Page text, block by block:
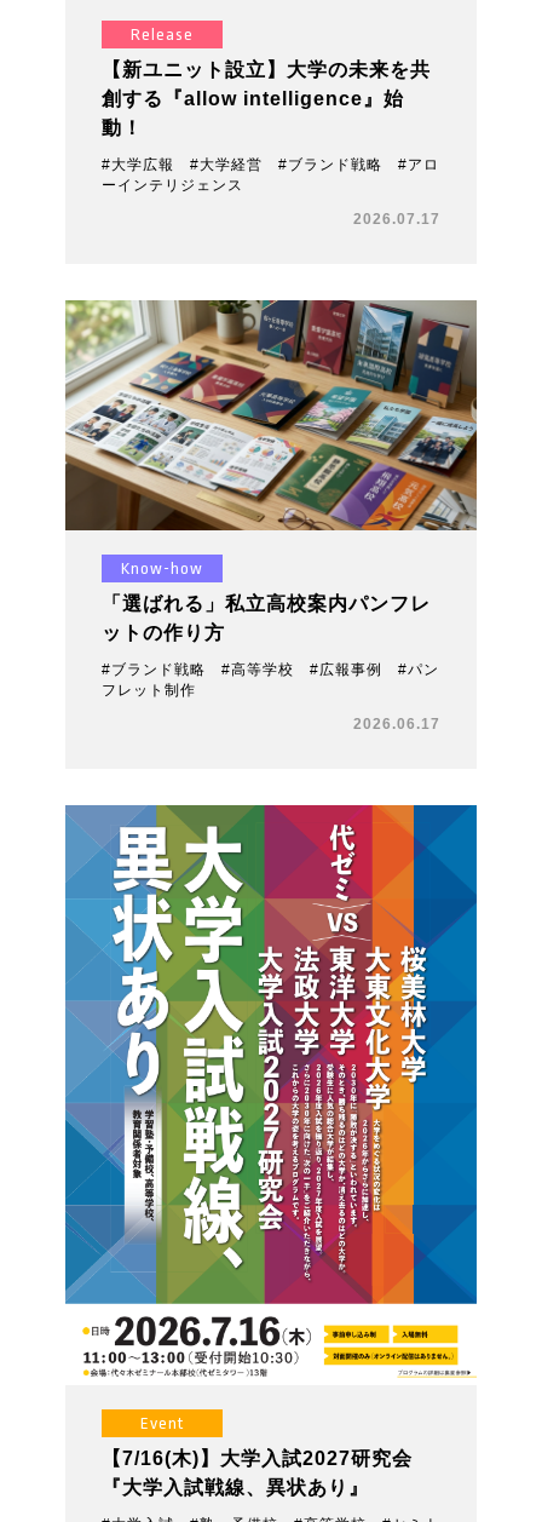
Release
【新ユニット設立】大学の未来を共
創する『allow intelligence』始
動！
#大学広報 #大学経営 #ブランド戦略 #アロ
ーインテリジェンス
2026.07.17
Know-how
「選ばれる」私立高校案内パンフレ
ットの作り方
#ブランド戦略 #高等学校 #広報事例 #パン
フレット制作
2026.06.17
Event
【7/16(木)】大学入試2027研究会
『大学入試戦線、異状あり』